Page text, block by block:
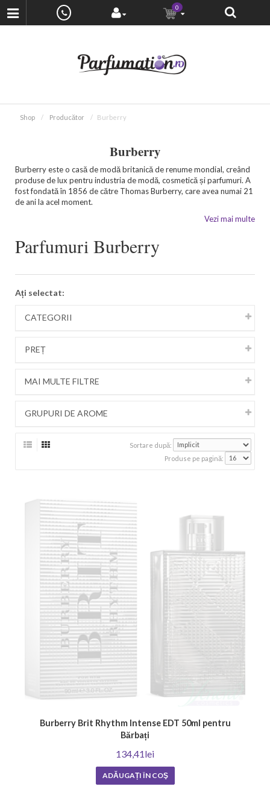
0
Shop Producător Burberry
Burberry
Burberry este o casă de modă britanică de renume mondial, creând
produse de lux pentru industria de modă, cosmetică și parfumuri. A
fost fondată în 1856 de către Thomas Burberry, care avea numai 21
de ani la acel moment.
Vezi mai multe
Parfumuri Burberry
Ați selectat:
CATEGORII
PREȚ
MAI MULTE FILTRE
GRUPURI DE AROME
Sortare după:
Produse pe pagină:
Burberry Brit Rhythm Intense EDT 50ml pentru
Bărbați
134,41lei
ADĂUGAȚI ÎN COŞ